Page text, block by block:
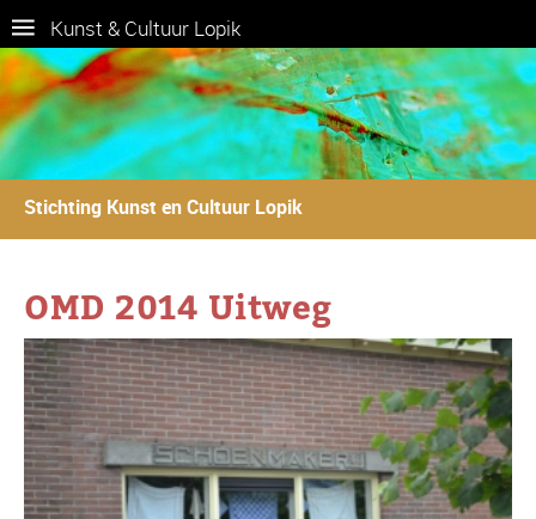
Kunst & Cultuur Lopik
Stichting Kunst en Cultuur Lopik
OMD 2014 Uitweg